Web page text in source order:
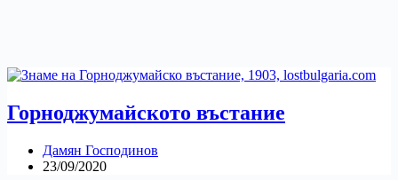
Горноджумайското въстание
Дамян Господинов
23/09/2020